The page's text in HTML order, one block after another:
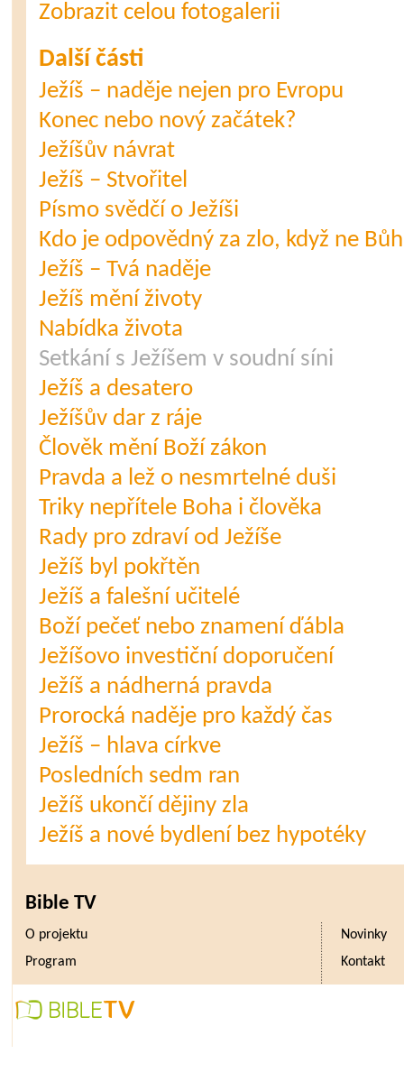
Zobrazit celou fotogalerii
Další části
Ježíš – naděje nejen pro Evropu
Konec nebo nový začátek?
Ježíšův návrat
Ježíš – Stvořitel
Písmo svědčí o Ježíši
Kdo je odpovědný za zlo, když ne
Ježíš – Tvá naděje
Ježíš mění životy
Nabídka života
Setkání s Ježíšem v soudní síni
Ježíš a desatero
Ježíšův dar z ráje
Člověk mění Boží zákon
Pravda a lež o nesmrtelné duši
Triky nepřítele Boha i člověka
Rady pro zdraví od Ježíše
Ježíš byl pokřtěn
Ježíš a falešní učitelé
Boží pečeť nebo znamení ďábla
Ježíšovo investiční doporučení
Ježíš a nádherná pravda
Prorocká naděje pro každý čas
Ježíš – hlava církve
Posledních sedm ran
Ježíš ukončí dějiny zla
Ježíš a nové bydlení bez hypotéky
Bible TV
O projektu
Novinky
Program
Kontakt